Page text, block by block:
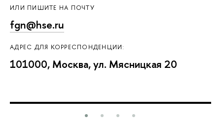
ИЛИ ПИШИТЕ НА ПОЧТУ
fgn@hse.ru
АДРЕС ДЛЯ КОРРЕСПОНДЕНЦИИ:
101000, Москва, ул. Мясницкая 20